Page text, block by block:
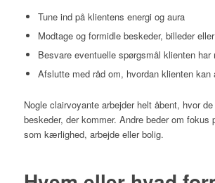
Tune ind på klientens energi og aura
Modtage og formidle beskeder, billeder
Besvare eventuelle spørgsmål klienten har
Afslutte med råd om, hvordan klienten kan
Nogle clairvoyante arbejder helt åbent, hvor
beskeder, der kommer. Andre beder om fokus
som kærlighed, arbejde eller bolig.